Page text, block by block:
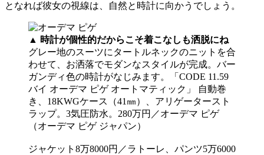
となれば彼女の視線は、自然と時計に向かうでしょう。
▲ 時計が個性的だからこそ着こなしも洒脱にね
グレー地のスーツにタートルネックのニットを合
わせて、お洒落でモダンなスタイルが完成。バー
ガンディ色の時計がなじみます。「CODE 11.59
バイ オーデマ ピゲ オートマティック」 自動巻
き、18KWGケース（41㎜）、アリゲータースト
ラップ。3気圧防水。280万円／オーデマ ピゲ
（オーデマ ピゲ ジャパン）
ジャケット8万8000円／ラトーレ、パンツ5万6000